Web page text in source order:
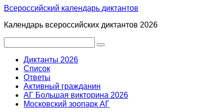
Перейти
контенту
Всероссийский календарь диктантов
Календарь всероссийских диктантов 2026
Диктанты 2026
Список
Ответы
Активный гражданин
АГ Большая викторина 2026
Московский зоопарк АГ